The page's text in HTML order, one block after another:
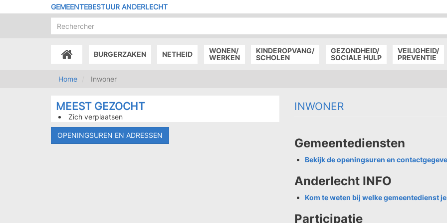
en
GEMEENTEBESTUUR ANDERLECHT
ACCUEILBURGERZAKEN NETHEID
WONEN/
WERKEN
KINDEROPVANG/
SCHOLEN
GEZONDHEID/
SOCIALE HULP
VEILIGHEID/
PREVENTIE
Home Inwoner
MEEST GEZOCHT
Zich verplaatsen
OPENINGSUREN EN ADRESSEN
INWONER
Gemeentediensten
Bekijk de openingsuren en
Anderlecht INFO
Kom te weten bij welke gemeentedienst
Participatie